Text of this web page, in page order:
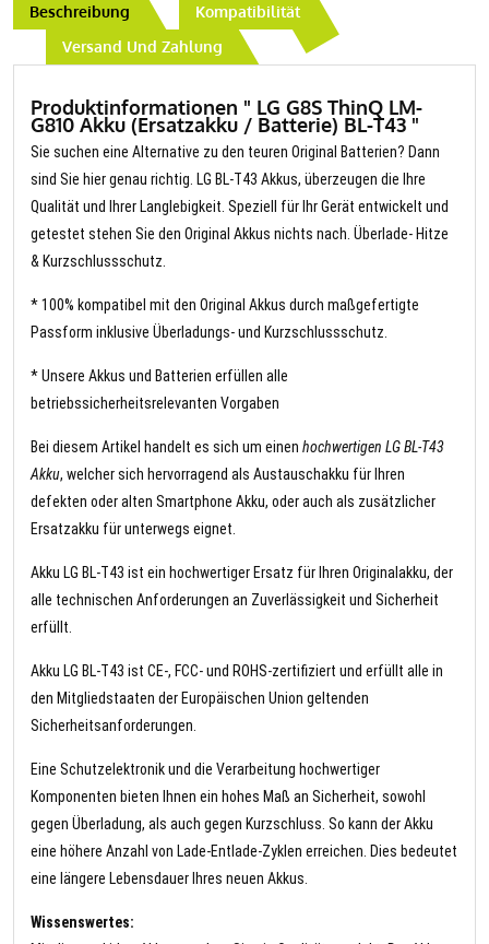
Beschreibung
Kompatibilität
Versand Und Zahlung
Produktinformationen " LG G8S ThinQ LM-
G810 Akku (Ersatzakku / Batterie) BL-T43 "
Sie suchen eine Alternative zu den teuren Original Batterien? Dann
sind Sie hier genau richtig. LG BL-T43 Akkus, überzeugen die Ihre
Qualität und Ihrer Langlebigkeit. Speziell für Ihr Gerät entwickelt und
getestet stehen Sie den Original Akkus nichts nach. Überlade- Hitze
& Kurzschlussschutz.
* 100% kompatibel mit den Original Akkus durch maßgefertigte
Passform inklusive Überladungs- und Kurzschlussschutz.
* Unsere Akkus und Batterien erfüllen alle
betriebssicherheitsrelevanten Vorgaben
Bei diesem Artikel handelt es sich um einen hochwertigen LG BL-T43
Akku, welcher sich hervorragend als Austauschakku für Ihren
defekten oder alten Smartphone Akku, oder auch als zusätzlicher
Ersatzakku für unterwegs eignet.
Akku LG BL-T43 ist ein hochwertiger Ersatz für Ihren Originalakku, der
alle technischen Anforderungen an Zuverlässigkeit und Sicherheit
erfüllt.
Akku LG BL-T43 ist CE-, FCC- und ROHS-zertifiziert und erfüllt alle in
den Mitgliedstaaten der Europäischen Union geltenden
Sicherheitsanforderungen.
Eine Schutzelektronik und die Verarbeitung hochwertiger
Komponenten bieten Ihnen ein hohes Maß an Sicherheit, sowohl
gegen Überladung, als auch gegen Kurzschluss. So kann der Akku
eine höhere Anzahl von Lade-Entlade-Zyklen erreichen. Dies bedeutet
eine längere Lebensdauer Ihres neuen Akkus.
Wissenswertes: